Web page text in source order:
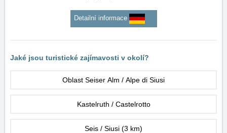
Detailní informace
Jaké jsou turistické zajímavosti v okolí?
Oblast Seiser Alm / Alpe di Siusi
Kastelruth / Castelrotto
Seis / Siusi (3 km)